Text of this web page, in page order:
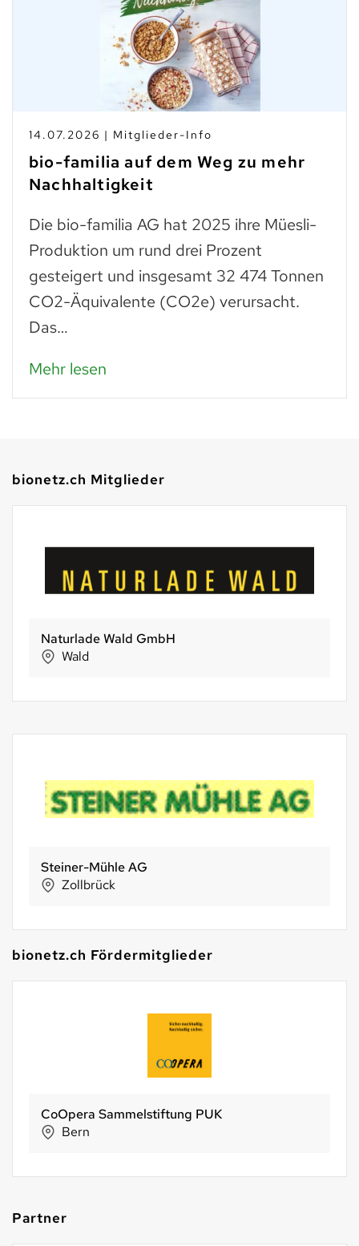
14.07.2026 | Mitglieder-Info
bio-familia auf dem Weg zu mehr
Nachhaltigkeit
Die bio-familia AG hat 2025 ihre Müesli-
Produktion um rund drei Prozent
gesteigert und insgesamt 32 474 Tonnen
CO2-Äquivalente (CO2e) verursacht.
Das…
Mehr lesen
bionetz.ch Mitglieder
Biogärtnerei Neubauer GmbH
Erlen
WIWA-Naturkost
Gelterkinden
bionetz.ch Fördermitglieder
BIO SUISSE
Partner